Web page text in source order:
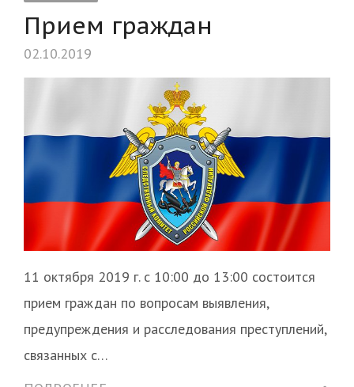
Прием граждан
02.10.2019
11 октября 2019 г. с 10:00 до 13:00 состоится
прием граждан по вопросам выявления,
предупреждения и расследования преступлений,
связанных с…